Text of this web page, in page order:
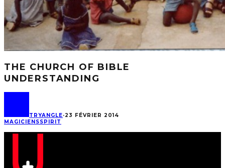
THE CHURCH OF BIBLE
UNDERSTANDING
TRYANGLE·23 FÉVRIER 2014
MAGICIENSSPIRIT